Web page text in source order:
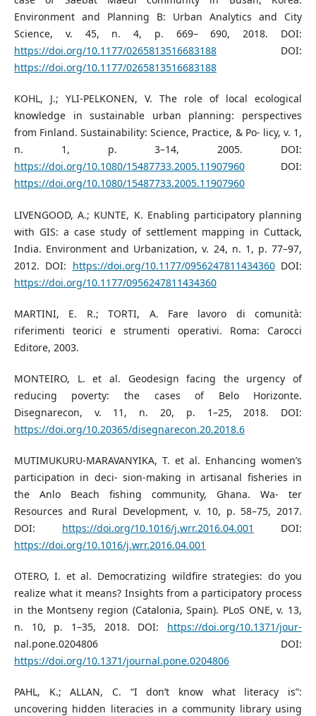
Environment and Planning B: Urban Analytics and City
Science, v. 45, n. 4, p. 669– 690, 2018. DOI:
https://doi.org/10.1177/0265813516683188DOI:
https://doi.org/10.1177/0265813516683188
KOHL, J.; YLI-PELKONEN, V. The role of local ecological
knowledge in sustainable urban planning: perspectives
from Finland. Sustainability: Science, Practice, & Po- licy, v. 1,
n. 1, p. 3–14, 2005. DOI:
https://doi.org/10.1080/15487733.2005.11907960DOI:
https://doi.org/10.1080/15487733.2005.11907960
LIVENGOOD, A.; KUNTE, K. Enabling participatory planning
with GIS: a case study of settlement mapping in Cuttack,
India. Environment and Urbanization, v. 24, n. 1, p. 77–97,
2012. DOI: https://doi.org/10.1177/0956247811434360DOI:
https://doi.org/10.1177/0956247811434360
MARTINI, E. R.; TORTI, A. Fare lavoro di comunità:
riferimenti teorici e strumenti operativi. Roma: Carocci
Editore, 2003.
MONTEIRO, L. et al. Geodesign facing the urgency of
reducing poverty: the cases of Belo Horizonte.
Disegnarecon, v. 11, n. 20, p. 1–25, 2018. DOI:
https://doi.org/10.20365/disegnarecon.20.2018.6
MUTIMUKURU-MARAVANYIKA, T. et al. Enhancing women’s
participation in deci- sion-making in artisanal fisheries in
the Anlo Beach fishing community, Ghana. Wa- ter
Resources and Rural Development, v. 10, p. 58–75, 2017.
DOI: https://doi.org/10.1016/j.wrr.2016.04.001
DOI:
https://doi.org/10.1016/j.wrr.2016.04.001
OTERO, I. et al. Democratizing wildfire strategies: do you
realize what it means? Insights from a participatory process
in the Montseny region (Catalonia, Spain). PLoS ONE, v. 13,
n. 10, p. 1–35, 2018. DOI: https://doi.org/10.1371/jour-
nal.pone.0204806 DOI:
https://doi.org/10.1371/journal.pone.0204806
PAHL, K.; ALLAN, C. “I don’t know what literacy is”:
uncovering hidden literacies in a community library using